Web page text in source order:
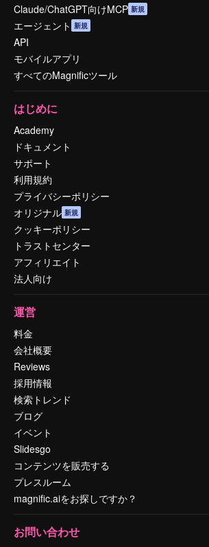
Claude/ChatGPT向けMCP 新規
エージェント 新規
API
モバイルアプリ
すべてのMagnificツール
はじめに
Academy
ドキュメント
サポート
利用規約
プライバシーポリシー
オリジナル 新規
クッキーポリシー
トラストセンター
アフィリエイト
法人向け
運営
料金
会社概要
Reviews
採用情報
検索トレンド
ブログ
イベント
Slidesgo
コンテンツを販売する
プレスルーム
magnific.aiをお探しですか？
お問い合わせ